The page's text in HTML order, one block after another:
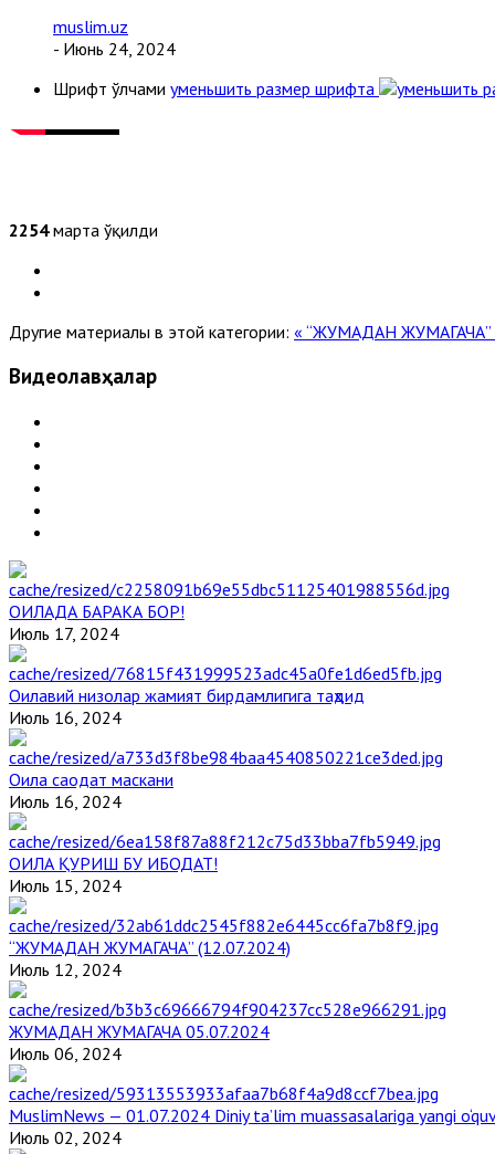
muslim.uz
- Июнь 24, 2024
Шрифт ўлчами уменьшить размер шрифта
2254марта ўқилди
Другие материалы в этой категории: « “ЖУМАДАН ЖУМАГАЧА”
Видеолавҳалар
ОИЛАДА БАРАКА БОР!
Июль 17, 2024
Оилавий низолар жамият бирдамлигига таҳдид
Июль 16, 2024
Оила саодат маскани
Июль 16, 2024
ОИЛА ҚУРИШ БУ ИБОДАТ!
Июль 15, 2024
“ЖУМАДАН ЖУМАГАЧА” (12.07.2024)
Июль 12, 2024
ЖУМАДАН ЖУМАГАЧА 05.07.2024
Июль 06, 2024
MuslimNews — 01.07.2024 Diniy ta’lim muassasalariga yangi
Июль 02, 2024